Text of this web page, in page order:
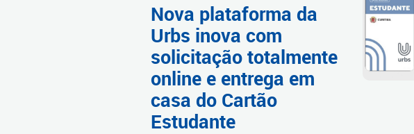
Nova plataforma da
Urbs inova com
solicitação totalmente
online e entrega em
casa do Cartão
Estudante